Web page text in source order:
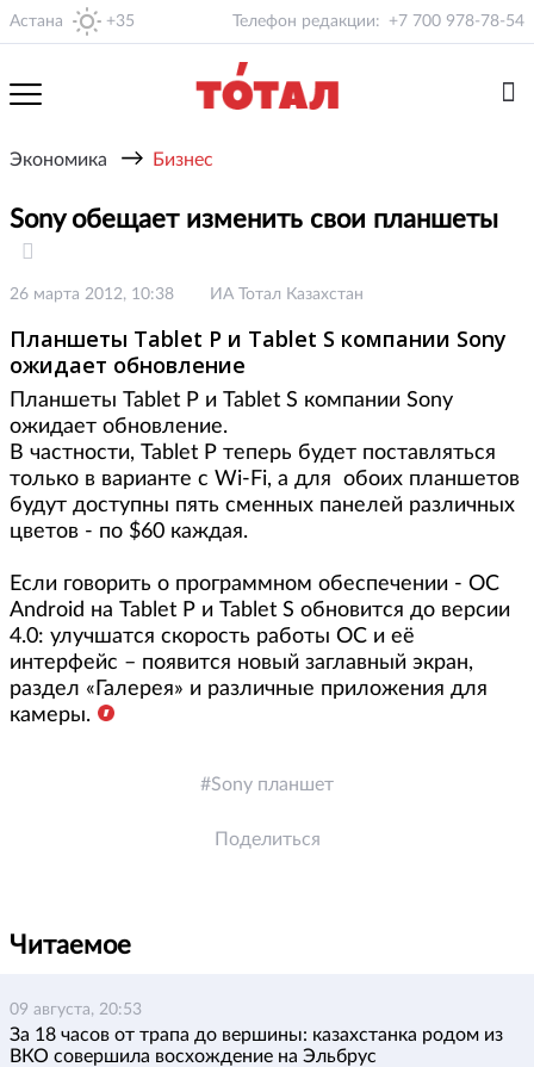
Астана +35 Телефон редакции: +7 700 978-78-54
Экономика → Бизнес
Sony обещает изменить свои планшеты
26 марта 2012, 10:38 ИА Тотал Казахстан
Планшеты Tablet P и Tablet S компании Sony
ожидает обновление
Планшеты Tablet P и Tablet S компании Sony
ожидает обновление.
В частности, Tablet P теперь будет поставляться
только в варианте с Wi-Fi, а для обоих планшетов
будут доступны пять сменных панелей различных
цветов - по $60 каждая.
Если говорить о программном обеспечении - ОС
Android на Tablet P и Tablet S обновится до версии
4.0: улучшатся скорость работы ОС и её
интерфейс – появится новый заглавный экран,
раздел «Галерея» и различные приложения для
камеры.
Sony планшет
Поделиться
Читаемое
09 августа, 20:53
За 18 часов от трапа до вершины: казахстанка родом из
ВКО совершила восхождение на Эльбрус